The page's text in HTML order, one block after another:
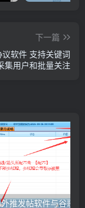
下一篇
议软件 支持关键词
集用户和批量关注